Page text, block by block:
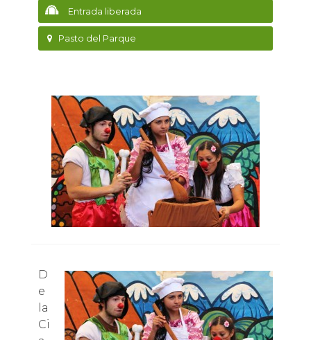
Entrada liberada
Pasto del Parque
D
e
la
Ci